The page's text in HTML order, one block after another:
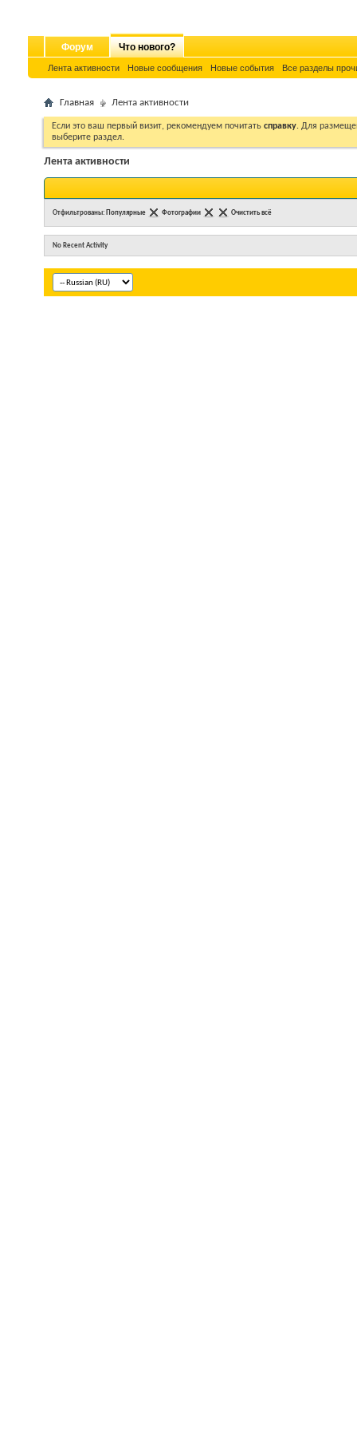
Форум Что нового?
Лента активности Новые сообщения Новые события Все разделы
Главная Лента активности
Если это ваш первый визит, рекомендуем почитать справку. Для
выберите раздел.
Лента активности
Отфильтрованы: Популярные Фотографии Очистить всё
No Recent Activity